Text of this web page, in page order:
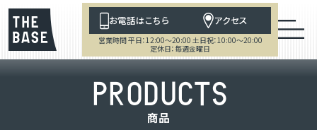
お電話はこちら アクセス
営業時間 平日：12:00～20:00 土日祝：10:00～20:00
定休日：毎週金曜日
PRODUCTS
商品